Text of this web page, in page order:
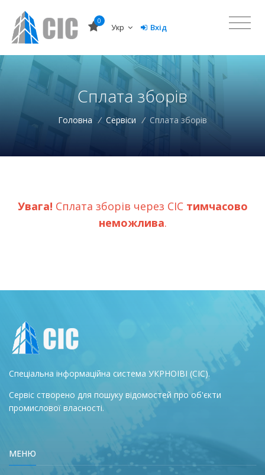
0
Укр Вхід
Сплата зборів
Головна / Сервіси / Сплата зборів
Увага! Сплата зборів через СІС тимчасово
неможлива.
Спеціальна інформаційна система УКРНОІВІ (СІС).
Сервіс створено для пошуку відомостей про об'єкти
промислової власності.
МЕНЮ